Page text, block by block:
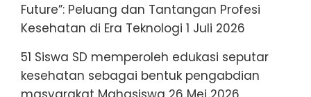
Future”: Peluang dan Tantangan Profesi
Kesehatan di Era Teknologi 1 Juli 2026
51 Siswa SD memperoleh edukasi seputar
kesehatan sebagai bentuk pengabdian